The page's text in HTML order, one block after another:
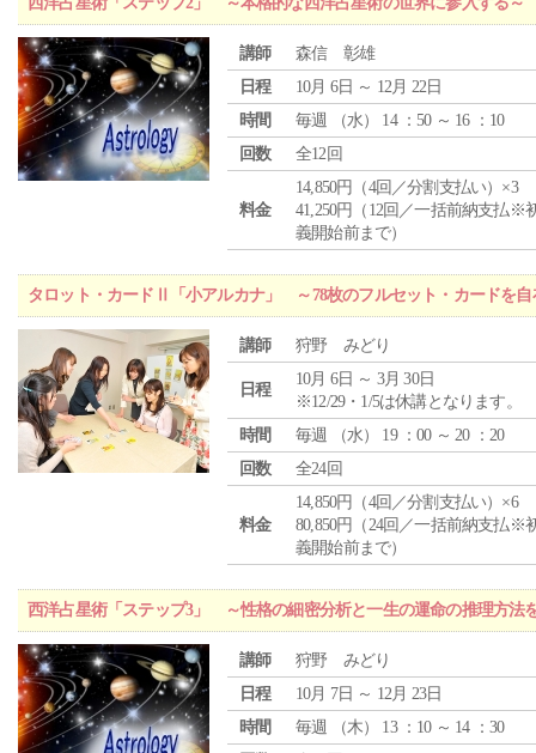
講師
森信 彰雄
日程
10月 6日 ～ 12月 22日
時間
毎週 （水） 14 ：50 ～ 16 ：10
回数
全12回
料金
14,850円（4回／分割支払い）×3
41,250円（12回／一括前納支払※
義開始前まで）
タロット・カードⅡ「小アルカナ」 ～78枚のフルセット・カードを自
講師 狩野 みどり
日程
10月 6日 ～ 3月 30日
※12/29・1/5は休講となります。
時間
毎週 （水） 19 ：00 ～ 20 ：20
回数
全24回
料金
14,850円（4回／分割支払い）×6
80,850円（24回／一括前納支払※
義開始前まで）
西洋占星術「ステップ3」 ～性格の細密分析と一生の運命の推理方法
講師
狩野 みどり
日程
10月 7日 ～ 12月 23日
時間
毎週 （木） 13 ：10 ～ 14 ：30